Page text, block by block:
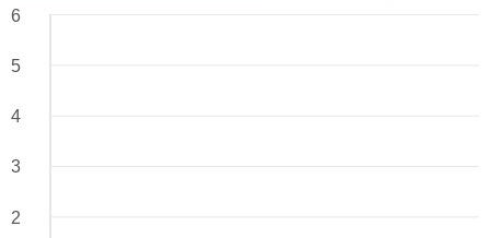
6
5
4
3
2